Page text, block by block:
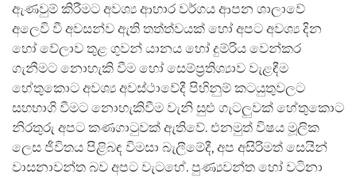
ඇණවුම් කිරීමට අවශ්‍ය ආහාර වර්ගය ආපන ශාලාවේ
අලෙවි වී අවසන්ව ඇති තත්ත්වයක් හෝ අපට අවශ්‍ය දින
හෝ වේලාව තුළ ගුවන් යානය හෝ දුම්රිය වෙන්කර
ගැනීමට නොහැකි වීම හෝ සෙම්ප්‍රතිශ්‍යාව වැළඳීම
හේතුකොට අවශ්‍ය අවස්ථාවේදී පිහිනුම් කටයුතුවලට
සහභාගි වීමට නොහැකිවීම වැනි සුළු ගැටලුවක් හේතුකොට
නිරතුරු අපට කණගාටුවක් ඇතිවේ. එනමුත් විෂය මූලික
ලෙස ජීවිතය පිළිබඳ විමසා බැලීමේදී, අප අසිරිමත් සෙයින්
වාසනාවන්ත බව අපට වැටහේ. පුණ්‍යවන්ත හෝ වටිනා